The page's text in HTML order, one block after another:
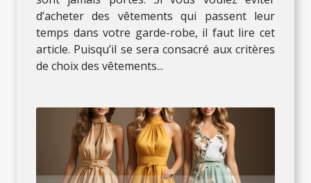
d’acheter des vêtements qui passent leur
temps dans votre garde-robe, il faut lire cet
article. Puisqu’il se sera consacré aux critères
de choix des vêtements...